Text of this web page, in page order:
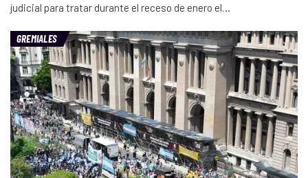
judicial para tratar durante el receso de enero el…
GREMIALES